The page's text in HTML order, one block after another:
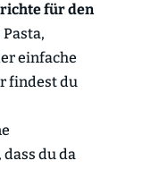
für den
Pasta,
einfache
findest du
dass du da